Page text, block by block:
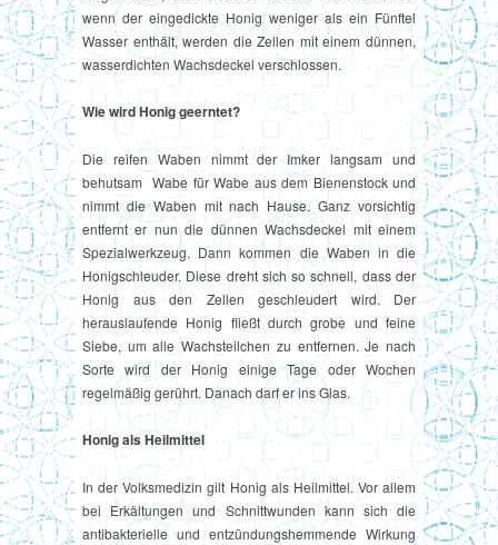
wenn der eingedickte Honig weniger als ein Fünftel
Wasser enthält, werden die Zellen mit einem dünnen,
wasserdichten Wachsdeckel verschlossen.
Wie wird Honig geerntet?
Die reifen Waben nimmt der Imker langsam und
behutsam Wabe für Wabe aus dem Bienenstock und
nimmt die Waben mit nach Hause. Ganz vorsichtig
entfernt er nun die dünnen Wachsdeckel mit einem
Spezialwerkzeug. Dann kommen die Waben in die
Honigschleuder. Diese dreht sich so schnell, dass der
Honig aus den Zellen geschleudert wird. Der
herauslaufende Honig fließt durch grobe und feine
Siebe, um alle Wachsteilchen zu entfernen. Je nach
Sorte wird der Honig einige Tage oder Wochen
regelmäßig gerührt. Danach darf er ins Glas.
Honig als Heilmittel
In der Volksmedizin gilt Honig als Heilmittel. Vor allem
bei Erkältungen und Schnittwunden kann sich die
antibakterielle und entzündungshemmende Wirkung